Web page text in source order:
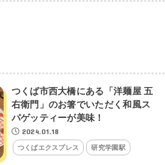
つくば市西大橋にある「洋麺屋 五
右衛門」のお箸でいただく和風ス
パゲッティーが美味！
2024.01.18
つくばエクスプレス 研究学園駅